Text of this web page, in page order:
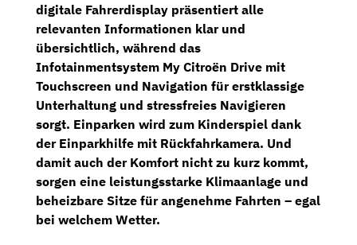
digitale Fahrerdisplay präsentiert alle
relevanten Informationen klar und
übersichtlich, während das
Infotainmentsystem My Citroën Drive mit
Touchscreen und Navigation für erstklassige
Unterhaltung und stressfreies Navigieren
sorgt. Einparken wird zum Kinderspiel dank
der Einparkhilfe mit Rückfahrkamera. Und
damit auch der Komfort nicht zu kurz kommt,
sorgen eine leistungsstarke Klimaanlage und
beheizbare Sitze für angenehme Fahrten – egal
bei welchem Wetter.